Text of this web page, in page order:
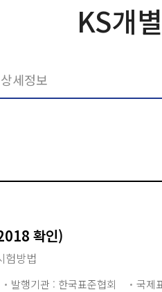
KS개
상세정보
확인)
험방법
발행기관 : 한국표준협회 국제